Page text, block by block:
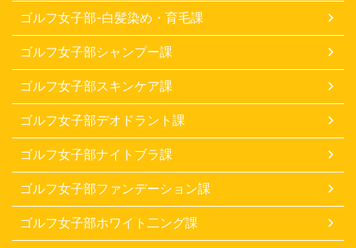
ゴルフ女子部-白髪染め・育毛課
ゴルフ女子部シャンプー課
ゴルフ女子部スキンケア課
ゴルフ女子部デオドラント課
ゴルフ女子部ナイトブラ課
ゴルフ女子部ファンデーション課
ゴルフ女子部ホワイト二ング課